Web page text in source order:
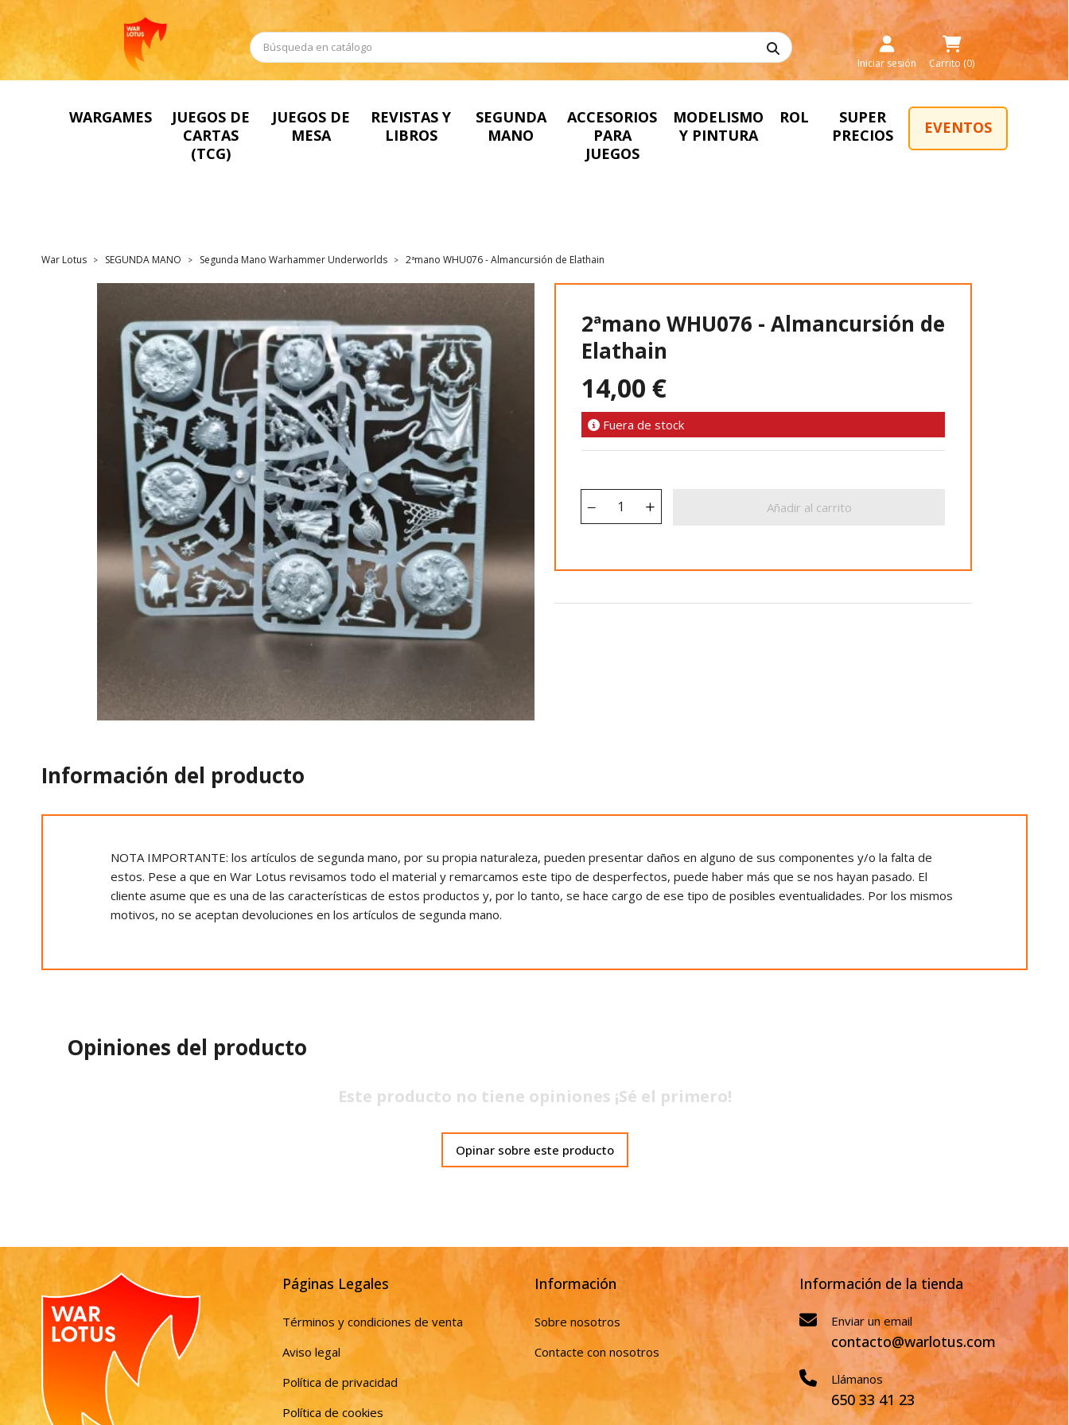
Iniciar sesión Carrito (0)
WARGAMES
JUEGOS DE
CARTAS
(TCG)
JUEGOS DE
MESA
REVISTAS Y
LIBROS
SEGUNDA
MANO
ACCESORIOS
PARA
JUEGOS
MODELISMO
Y PINTURA
ROL
SUPER
PRECIOS
EVENTOS
War Lotus SEGUNDA MANO Segunda Mano Warhammer Underworlds 2ªmano WHU076 - Almancursión de Elathain
2ªmano WHU076 - Almancursión de
Elathain
14,00 €
Fuera de stock
Añadir al carrito
Información del producto
NOTA IMPORTANTE: los artículos de segunda mano, por su propia naturaleza, pueden presentar daños en alguno de sus componentes y/o la falta de
estos. Pese a que en War Lotus revisamos todo el material y remarcamos este tipo de desperfectos, puede haber más que se nos hayan pasado. El
cliente asume que es una de las características de estos productos y, por lo tanto, se hace cargo de ese tipo de posibles eventualidades. Por los mismos
motivos, no se aceptan devoluciones en los artículos de segunda mano.
Opiniones del producto
Este producto no tiene opiniones ¡Sé el primero!
Opinar sobre este producto
Páginas Legales
Términos y condiciones de venta
Aviso legal
Política de privacidad
Política de cookies
Información
Sobre nosotros
Contacte con nosotros
Información de la tienda
Enviar un email
contacto@warlotus.com
Llámanos
650 33 41 23